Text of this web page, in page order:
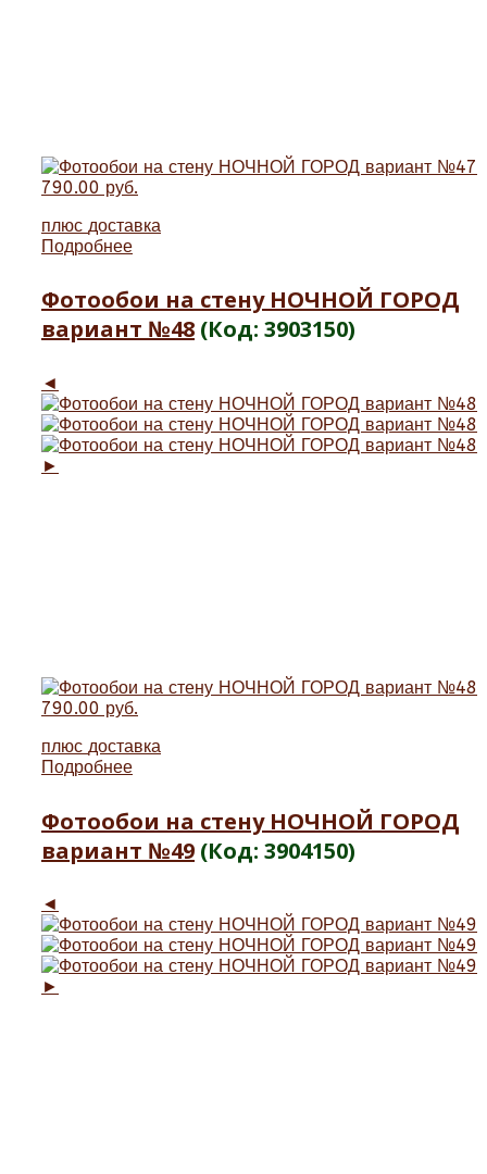
790.00 руб.
плюс доставка
Подробнее
Фотообои на стену НОЧНОЙ ГОРОД
вариант №48 (Код: 3903150)
◄
►
790.00 руб.
плюс доставка
Подробнее
Фотообои на стену НОЧНОЙ ГОРОД
вариант №49 (Код: 3904150)
◄
►